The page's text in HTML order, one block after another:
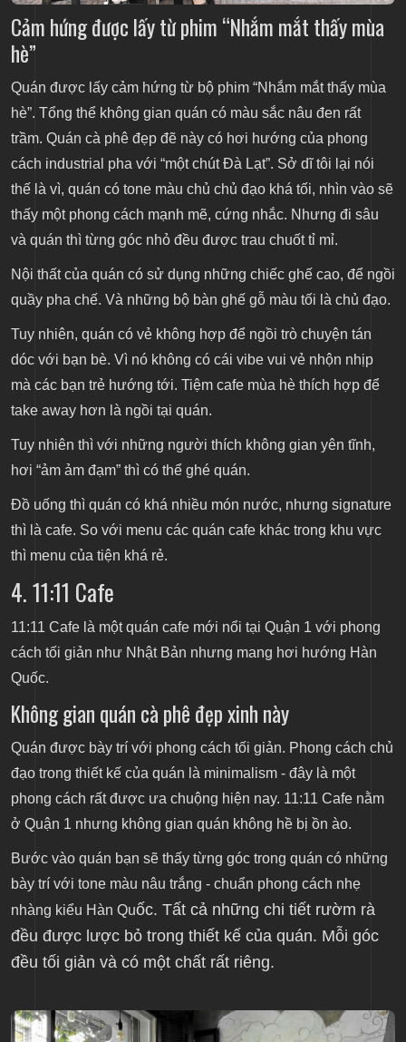
Cảm hứng được lấy từ phim “Nhắm mắt thấy mùa
hè”
Quán được lấy cảm hứng từ bộ phim “Nhắm mắt thấy mùa
hè”. Tổng thể không gian quán có màu sắc nâu đen rất
trầm. Quán cà phê đẹp đẽ này có hơi hướng của phong
cách industrial pha với “một chút Đà Lạt”. Sở dĩ tôi lại nói
thế là vì, quán có tone màu chủ chủ đạo khá tối, nhìn vào sẽ
thấy một phong cách mạnh mẽ, cứng nhắc. Nhưng đi sâu
và quán thì từng góc nhỏ đều được trau chuốt tỉ mỉ.
Nội thất của quán có sử dụng những chiếc ghế cao, để ngồi
quầy pha chế. Và những bộ bàn ghế gỗ màu tối là chủ đạo.
Tuy nhiên, quán có vẻ không hợp để ngồi trò chuyện tán
dóc với bạn bè. Vì nó không có cái vibe vui vẻ nhộn nhịp
mà các bạn trẻ hướng tới. Tiệm cafe mùa hè thích hợp để
take away hơn là ngồi tại quán.
Tuy nhiên thì với những người thích không gian yên tĩnh,
hơi “ảm ảm đạm” thì có thể ghé quán.
Đồ uống thì quán có khá nhiều món nước, nhưng signature
thì là cafe. So với menu các quán cafe khác trong khu vực
thì menu của tiện khá rẻ.
4. 11:11 Cafe
11:11 Cafe là một quán cafe mới nổi tại Quận 1 với phong
cách tối giản như Nhật Bản nhưng mang hơi hướng Hàn
Quốc.
Không gian quán cà phê đẹp xinh này
Quán được bày trí với phong cách tối giản. Phong cách chủ
đạo trong thiết kế của quán là minimalism - đây là một
phong cách rất được ưa chuộng hiện nay. 11:11 Cafe nằm
ở Quận 1 nhưng không gian quán không hề bị ồn ào.
Bước vào quán bạn sẽ thấy từng góc trong quán có những
bày trí với tone màu nâu trắng - chuẩn phong cách nhẹ
nhàng kiểu Hàn Quốc. Tất cả những chi tiết rườm rà
đều được lược bỏ trong thiết kế của quán. Mỗi góc
đều tối giản và có một chất rất riêng.